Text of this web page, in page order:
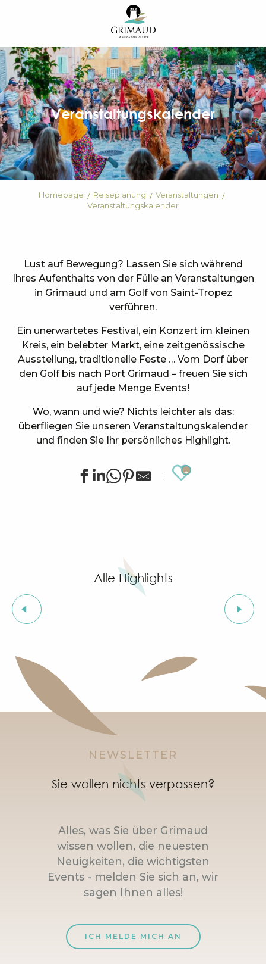
principal
Veranstaltungskalender
Homepage Reiseplanung
Veranstaltungen
Veranstaltungskalender
Lust auf Bewegung? Lassen Sie sich während
Ihres Aufenthalts von der Fülle an Veranstaltungen
in Grimaud und am Golf von Saint-Tropez
verführen.
Ein unerwartetes Festival, ein Konzert im kleinen
Kreis, ein belebter Markt, eine zeitgenössische
Ausstellung, traditionelle Feste … Vom Dorf über
den Golf bis nach Port Grimaud – freuen Sie sich
auf jede Menge Events!
Wo, wann und wie? Nichts leichter als das:
überfliegen Sie unseren Veranstaltungskalender
und finden Sie Ihr persönliches Highlight.
Ajouter
Cartel del Chipo à l'After Beach
Ausstellung „Jungle indienne“ mit Stammeskunst
Grimaud Art Urbain - Street-Art-Festival
Geführte Tour durch das Dorf Grimaud (private
Ausstellung „Das Schloss von Grimaud“
"SOS Cartel Radio" à l'After Beach
Alle Highlights
NEWSLETTER
Sie wollen nichts verpassen?
Alles, was Sie über Grimaud
wissen wollen, die neuesten
Neuigkeiten, die wichtigsten
Events - melden Sie sich an, wir
sagen Ihnen alles!
ICH MELDE MICH AN